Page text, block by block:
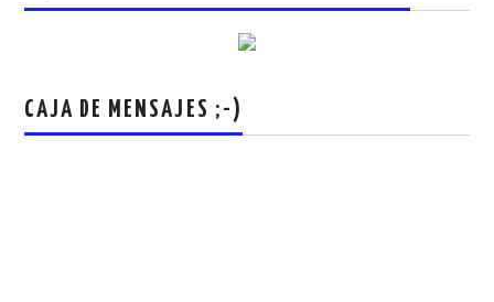
CAJA DE MENSAJES ;-)